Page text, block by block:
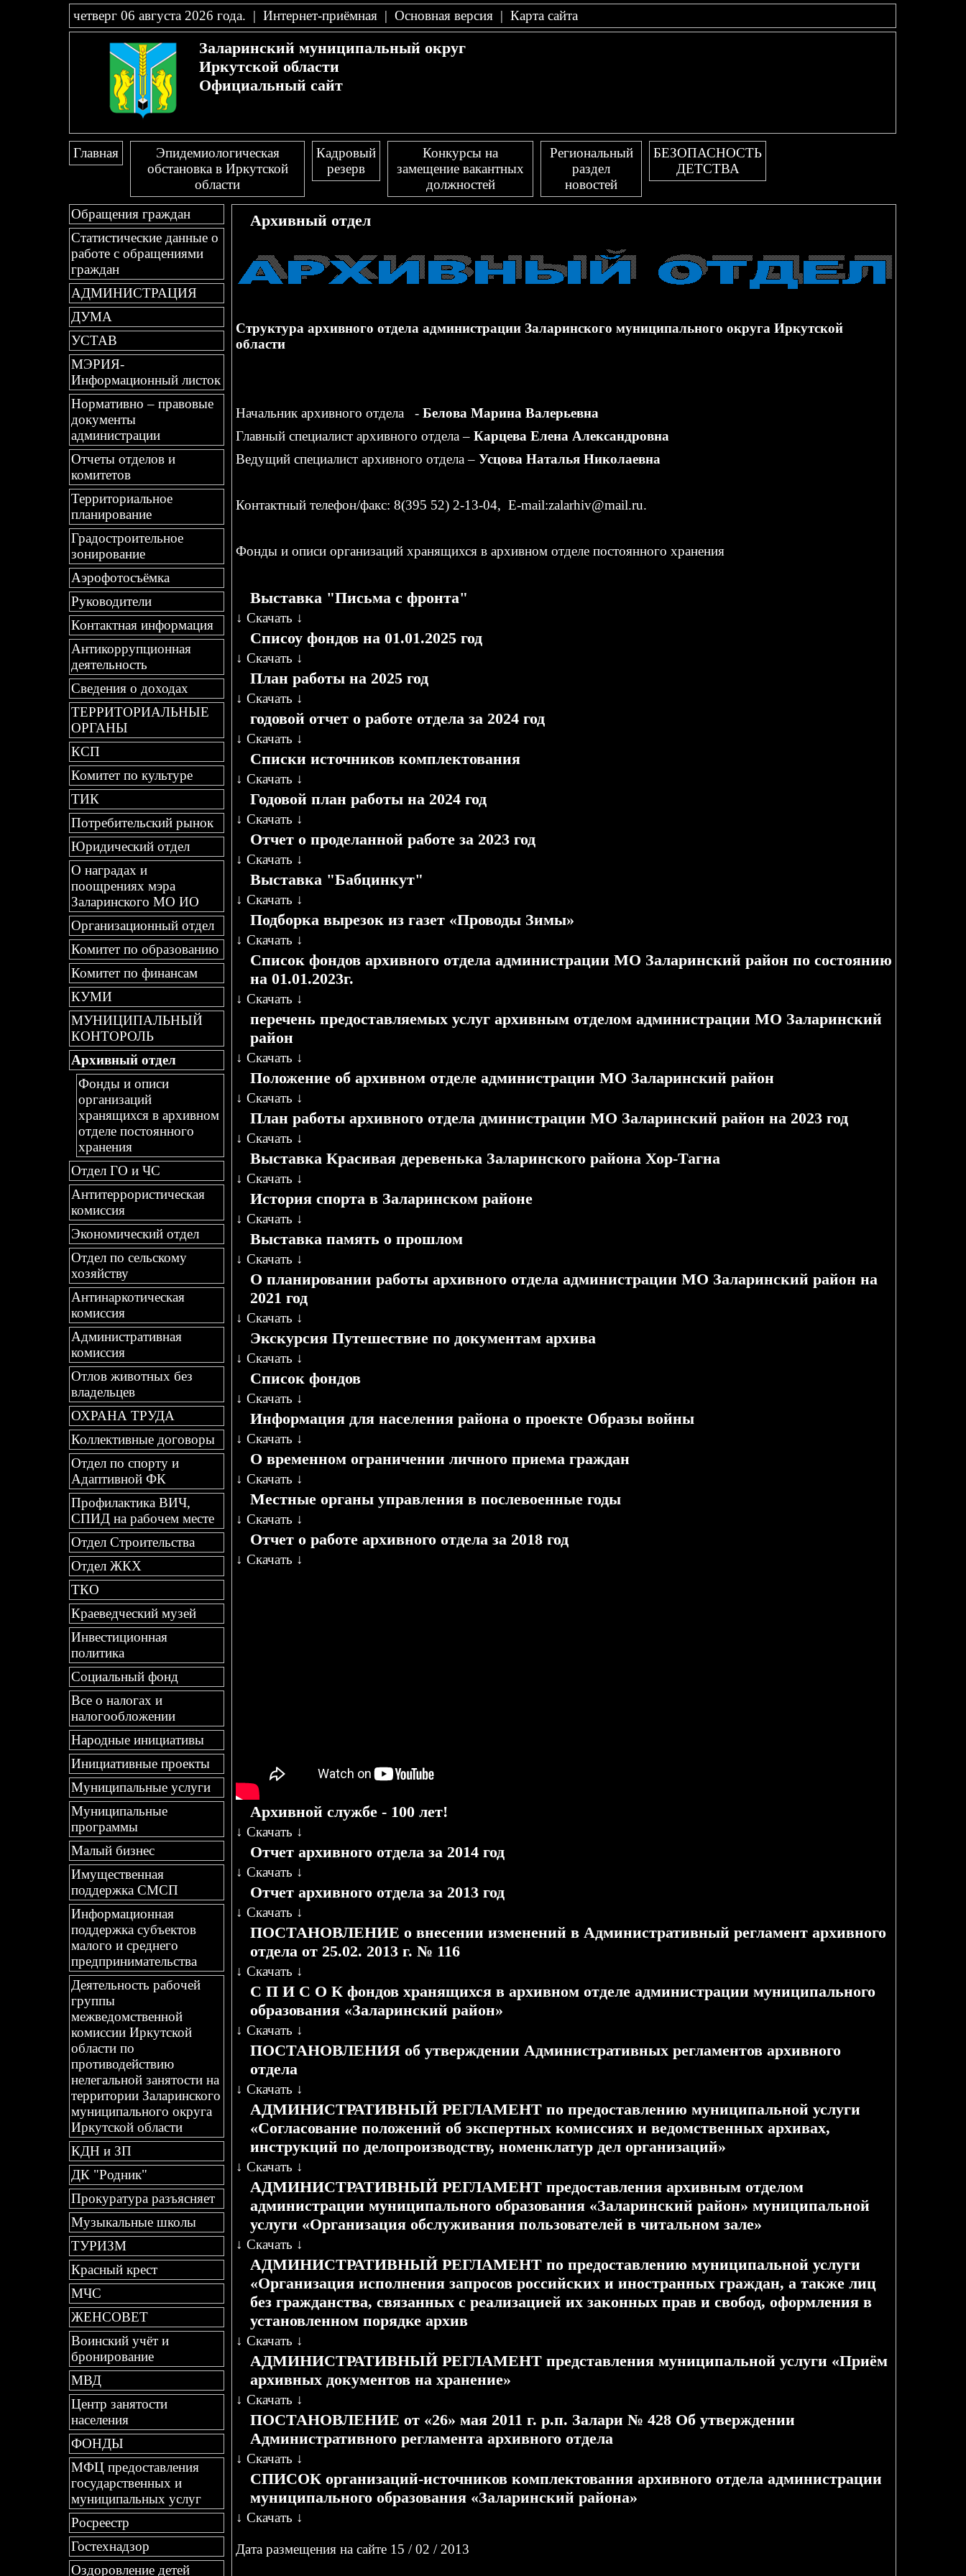
четверг 06 августа 2026 года. | Интернет-приёмная | Основная версия | Карта сайта
Заларинский муниципальный округ
Иркутской области
Официальный сайт
Главная
Эпидемиологическая
обстановка в Иркутской
области
Кадровый
резерв
Конкурсы на
замещение вакантных
должностей
Региональный
раздел
новостей
БЕЗОПАСНОСТЬ
ДЕТСТВА
Обращения граждан
Статистические данные о
работе с обращениями
граждан
АДМИНИСТРАЦИЯ
ДУМА
УСТАВ
МЭРИЯ-
Информационный листок
Нормативно – правовые
документы
администрации
Отчеты отделов и
комитетов
Территориальное
планирование
Градостроительное
зонирование
Аэрофотосъёмка
Руководители
Контактная информация
Антикоррупционная
деятельность
Сведения о доходах
ТЕРРИТОРИАЛЬНЫЕ
ОРГАНЫ
КСП
Комитет по культуре
ТИК
Потребительский рынок
Юридический отдел
О наградах и
поощрениях мэра
Заларинского МО ИО
Организационный отдел
Комитет по образованию
Комитет по финансам
КУМИ
МУНИЦИПАЛЬНЫЙ
КОНТОРОЛЬ
Архивный отдел
Фонды и описи
организаций
хранящихся в архивном
отделе постоянного
хранения
Отдел ГО и ЧС
Антитеррористическая
комиссия
Экономический отдел
Отдел по сельскому
хозяйству
Антинаркотическая
комиссия
Административная
комиссия
Отлов животных без
владельцев
ОХРАНА ТРУДА
Коллективные договоры
Отдел по спорту и
Адаптивной ФК
Профилактика ВИЧ,
СПИД на рабочем месте
Отдел Строительства
Отдел ЖКХ
ТКО
Краеведческий музей
Инвестиционная
политика
Социальный фонд
Все о налогах и
налогообложении
Народные инициативы
Инициативные проекты
Муниципальные услуги
Муниципальные
программы
Малый бизнес
Имущественная
поддержка СМСП
Информационная
поддержка субъектов
малого и среднего
предпринимательства
Деятельность рабочей
группы
межведомственной
комиссии Иркутской
области по
противодействию
нелегальной занятости на
территории Заларинского
муниципального округа
Иркутской области
КДН и ЗП
ДК "Родник"
Прокуратура разъясняет
Музыкальные школы
ТУРИЗМ
Красный крест
МЧС
ЖЕНСОВЕТ
Воинский учёт и
бронирование
МВД
Центр занятости
населения
ФОНДЫ
МФЦ предоставления
государственных и
муниципальных услуг
Росреестр
Гостехнадзор
Оздоровление детей
Архивный отдел
Структура архивного отдела администрации Заларинского муниципального округа Иркутской
области
Начальник архивного отдела - Белова Марина Валерьевна
Главный специалист архивного отдела – Карцева Елена Александровна
Ведущий специалист архивного отдела – Усцова Наталья Николаевна
Контактный телефон/факс: 8(395 52) 2-13-04, E-mail:zalarhiv@mail.ru.
Фонды и описи организаций хранящихся в архивном отделе постоянного хранения
Выставка "Письма с фронта"
↓ Скачать ↓
Списоу фондов на 01.01.2025 год
↓ Скачать ↓
План работы на 2025 год
↓ Скачать ↓
годовой отчет о работе отдела за 2024 год
↓ Скачать ↓
Списки источников комплектования
↓ Скачать ↓
Годовой план работы на 2024 год
↓ Скачать ↓
Отчет о проделанной работе за 2023 год
↓ Скачать ↓
Выставка "Бабцинкут"
↓ Скачать ↓
Подборка вырезок из газет «Проводы Зимы»
↓ Скачать ↓
Список фондов архивного отдела администрации МО Заларинский район по состоянию
на 01.01.2023г.
↓ Скачать ↓
перечень предоставляемых услуг архивным отделом администрации МО Заларинский
район
↓ Скачать ↓
Положение об архивном отделе администрации МО Заларинский район
↓ Скачать ↓
План работы архивного отдела дминистрации МО Заларинский район на 2023 год
↓ Скачать ↓
Выставка Красивая деревенька Заларинского района Хор-Тагна
↓ Скачать ↓
История спорта в Заларинском районе
↓ Скачать ↓
Выставка память о прошлом
↓ Скачать ↓
О планировании работы архивного отдела администрации МО Заларинский район на
2021 год
↓ Скачать ↓
Экскурсия Путешествие по документам архива
↓ Скачать ↓
Список фондов
↓ Скачать ↓
Информация для населения района о проекте Образы войны
↓ Скачать ↓
О временном ограничении личного приема граждан
↓ Скачать ↓
Местные органы управления в послевоенные годы
↓ Скачать ↓
Отчет о работе архивного отдела за 2018 год
↓ Скачать ↓
Архивной службе - 100 лет!
↓ Скачать ↓
Отчет архивного отдела за 2014 год
↓ Скачать ↓
Отчет архивного отдела за 2013 год
↓ Скачать ↓
ПОСТАНОВЛЕНИЕ о внесении изменений в Административный регламент архивного
отдела от 25.02. 2013 г. № 116
↓ Скачать ↓
С П И С О К фондов хранящихся в архивном отделе администрации муниципального
образования «Заларинский район»
↓ Скачать ↓
ПОСТАНОВЛЕНИЯ об утверждении Административных регламентов архивного
отдела
↓ Скачать ↓
АДМИНИСТРАТИВНЫЙ РЕГЛАМЕНТ по предоставлению муниципальной услуги
«Согласование положений об экспертных комиссиях и ведомственных архивах,
инструкций по делопроизводству, номенклатур дел организаций»
↓ Скачать ↓
АДМИНИСТРАТИВНЫЙ РЕГЛАМЕНТ предоставления архивным отделом
администрации муниципального образования «Заларинский район» муниципальной
услуги «Организация обслуживания пользователей в читальном зале»
↓ Скачать ↓
АДМИНИСТРАТИВНЫЙ РЕГЛАМЕНТ по предоставлению муниципальной услуги
«Организация исполнения запросов российских и иностранных граждан, а также лиц
без гражданства, связанных с реализацией их законных прав и свобод, оформления в
установленном порядке архив
↓ Скачать ↓
АДМИНИСТРАТИВНЫЙ РЕГЛАМЕНТ представления муниципальной услуги «Приём
архивных документов на хранение»
↓ Скачать ↓
ПОСТАНОВЛЕНИЕ от «26» мая 2011 г. р.п. Залари № 428 Об утверждении
Административного регламента архивного отдела
↓ Скачать ↓
СПИСОК организаций-источников комплектования архивного отдела администрации
муниципального образования «Заларинский района»
↓ Скачать ↓
Дата размещения на сайте 15 / 02 / 2013